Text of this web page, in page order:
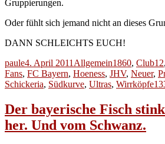
Gruppierungen.
Oder fühlt sich jemand nicht an dieses
DANN SCHLEICHTS EUCH!
Autor
pauleVeröffentlicht
am
4. April 2011 Kategorien
AllgemeinSchlagwörter
1860, Club12,
Fans, FC Bayern, Hoeness, JHV, Neuer,
Schickeria, Südkurve, Ultras, Wirrköpfe
Der bayerische Fisch
her. Und vom Schwanz.